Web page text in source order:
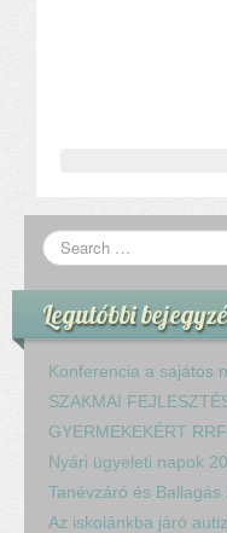
Egészségnap
Informatika
Konfliktuskezelés
Mindennapos
Erdei túra
Komplex
Komplex
Nyelvi vetélkedő
Hagyománnyá
Legutóbbi
Konferencia a sajátos
SZAKMAI
GYERMEKEKÉRT
Nyári ügyeleti napok
Tanévzáró és Ballagás
Az iskolánkba járó